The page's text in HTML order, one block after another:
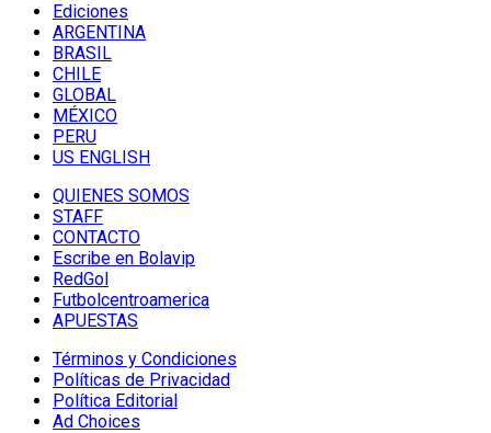
Ediciones
ARGENTINA
BRASIL
CHILE
GLOBAL
MÉXICO
PERU
US ENGLISH
QUIENES SOMOS
STAFF
CONTACTO
Escribe en Bolavip
RedGol
Futbolcentroamerica
APUESTAS
Términos y Condiciones
Políticas de Privacidad
Política Editorial
Ad Choices